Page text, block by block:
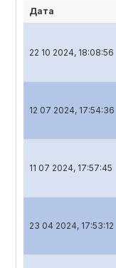
Дата
22 10 2024, 18:08:56
12 07 2024, 17:54:36
11 07 2024, 17:57:45
23 04 2024, 17:53:12